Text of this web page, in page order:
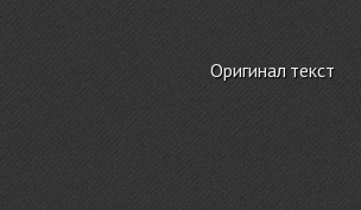
Оригинал текст